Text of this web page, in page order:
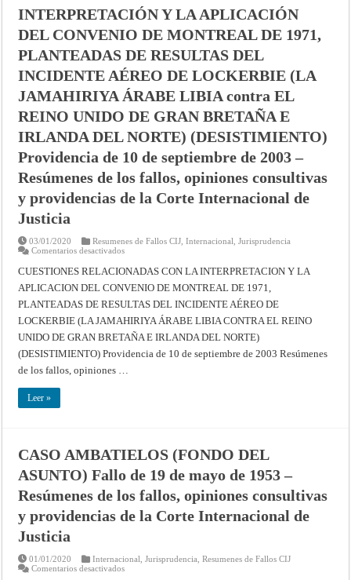
–
Resúmenes
de
los
opiniones
consultivas
y
de
la
Corte
Internacional
de
Justicia
INTERPRETACIÓN Y LA APLICACIÓN
DEL CONVENIO DE MONTREAL DE 1971,
PLANTEADAS DE RESULTAS DEL
INCIDENTE AÉREO DE LOCKERBIE (LA
JAMAHIRIYA ÁRABE LIBIA contra EL
REINO UNIDO DE GRAN BRETAÑA E
IRLANDA DEL NORTE) (DESISTIMIENTO)
Providencia de 10 de septiembre de 2003 –
Resúmenes de los fallos, opiniones consultivas
y providencias de la Corte Internacional de
Justicia
03/01/2020 Resumenes de Fallos CIJ ,Internacional ,Jurisprudencia
Comentarios desactivadosen
RELACIONADAS
CON
LA
Y
LA
APLICACIÓN
DEL
CONVENIO
DE
DE
LOCKERBIE
JAMAHIRIYA
LIBIA
contra
EL
REINO
BRETAÑA
E
CUESTIONES RELACIONADAS CON LA INTERPRETACION Y LA
APLICACION DEL CONVENIO DE MONTREAL DE 1971,
PLANTEADAS DE RESULTAS DEL INCIDENTE AÉREO DE
LOCKERBIE (LA JAMAHIRIYA ÁRABE LIBIA CONTRA EL REINO
UNIDO DE GRAN BRETAÑA E IRLANDA DEL NORTE)
(DESISTIMIENTO) Providencia de 10 de septiembre de 2003 Resúmenes
de los fallos, opiniones …
Leer »
CASO AMBATIELOS (FONDO DEL
ASUNTO) Fallo de 19 de mayo de 1953 –
Resúmenes de los fallos, opiniones consultivas
y providencias de la Corte Internacional de
Justicia
01/01/2020 Internacional ,Jurisprudencia ,Resumenes de Fallos CIJ
Comentarios desactivadosen